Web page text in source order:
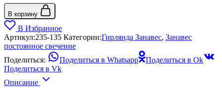
В корзину
В Избранное
Артикул:235-135 Категории:Гирлянда Занавес, Занавес
постоянное свечение
Поделиться:
Поделиться в Whatsapp
Поделиться в Ok
Поделиться в Vk
Описание